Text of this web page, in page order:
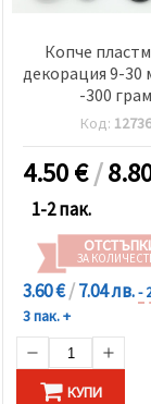
Копче
декорация 9-30
-300
Код:
4.50€/
1-2 пак.
ЗА
3.60 €/7.04 лв.-
3 пак. +
КУПИ